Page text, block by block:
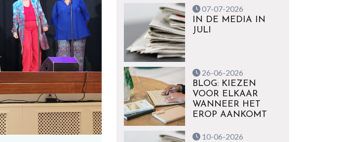
07-07-2026
IN DE MEDIA IN
JULI
26-06-2026
BLOG: KIEZEN
VOOR ELKAAR
WANNEER HET
EROP AANKOMT
10-06-2026